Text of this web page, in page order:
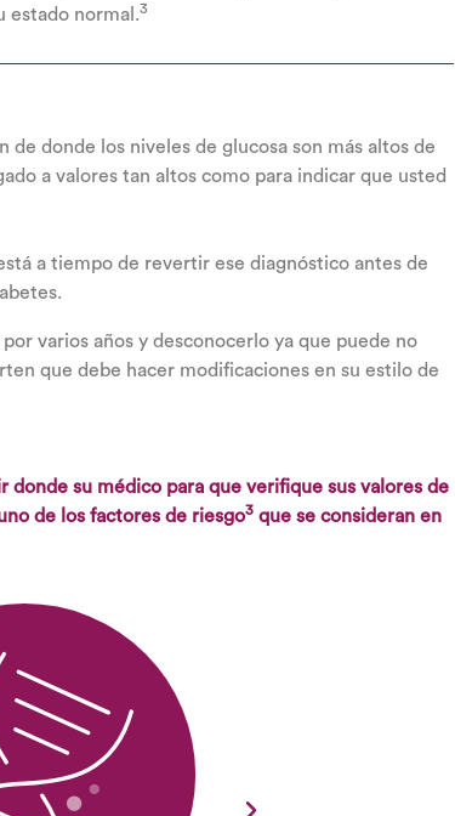
estado normal.3
de donde los niveles de glucosa son más altos de
a valores tan altos como para indicar que usted
a tiempo de revertir ese diagnóstico antes de
varios años y desconocerlo ya que puede no
que debe hacer modificaciones en su estilo de
donde su médico para que verifique sus valores de
de los factores de riesgo3 que se consideran en